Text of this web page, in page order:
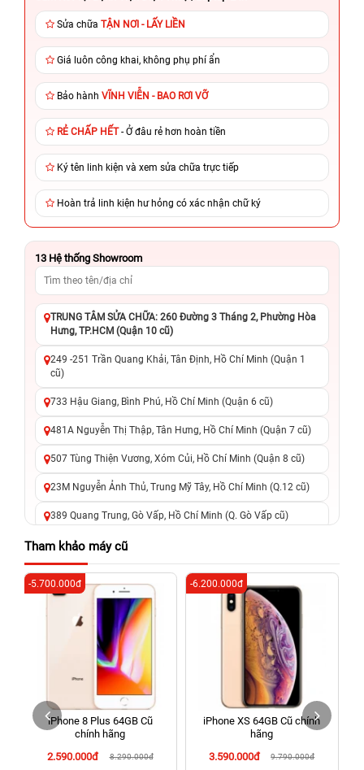
Sửa chữa TẬN NƠI - LẤY LIỀN
Giá luôn công khai, không phụ phí ẩn
Bảo hành VĨNH VIỄN - BAO RƠI VỠ
RẺ CHẤP HẾT- Ở đâu rẻ hơn hoàn tiền
Ký tên linh kiện và xem sửa chữa trực tiếp
Hoàn trả linh kiện hư hỏng có xác nhận chữ ký
13 Hệ thống Showroom
TRUNG TÂM SỬA CHỮA: 260 Đường 3 Tháng 2, Phường Hòa
Hưng, TP.HCM (Quận 10 cũ)
249 -251 Trần Quang Khải, Tân Định, Hồ Chí Minh (Quận 1
cũ)
733 Hậu Giang, Bình Phú, Hồ Chí Minh (Quận 6 cũ)
481A Nguyễn Thị Thập, Tân Hưng, Hồ Chí Minh (Quận 7 cũ)
507 Tùng Thiện Vương, Xóm Củi, Hồ Chí Minh (Quận 8 cũ)
23M Nguyễn Ảnh Thủ, Trung Mỹ Tây, Hồ Chí Minh (Q.12 cũ)
389 Quang Trung, Gò Vấp, Hồ Chí Minh (Q. Gò Vấp cũ)
625 - 625A Âu Cơ, Tân Phú, Hồ Chí Minh (Quận Tân Phú cũ)
326 Lê Văn Việt, Tăng Nhơn Phú, Hồ Chí Minh (Q.9 TP. Thủ
Đức cũ)
256 Võ Văn Ngân, Thủ Đức, Hồ Chí Minh (Bình Thọ, TP. Thủ
Đức Cũ)
70 Nguyễn An Ninh, Dĩ An, Hồ Chí Minh (Bình Dương Cũ)
24h Vũng Tàu: 162A Ba Cu, Vũng Tàu, Hồ Chí Minh (TP. Vũng
Tàu cũ)
198 Hoàng Văn Thụ, Tân Sơn Nhất, Hồ Chí Minh (Tân Bình
Tham khảo máy cũ
iPhone 8 Plus 64GB Cũ
chính hãng
2.590.000đ
8.290.000đ
-5.700.000đ
iPhone XS 64GB Cũ chính
hãng
3.590.000đ
9.790.000đ
-6.200.000đ